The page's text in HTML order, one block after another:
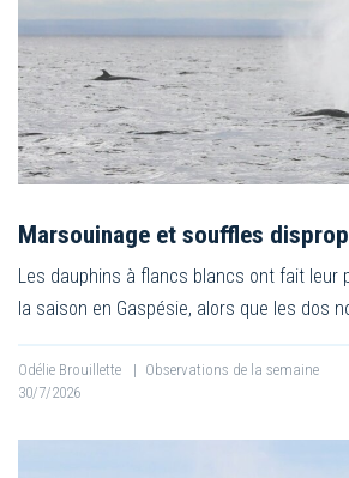
Marsouinage et souffles
Les dauphins à flancs blancs ont fait leur
la saison en Gaspésie, alors que les dos
Odélie Brouillette | Observations de la semaine
30/7/2026